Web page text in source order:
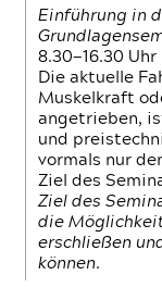
Einführung in
8.30—16.30 Uhr
Die aktuelle
Muskelkraft
angetrieben,
und
vormals nur
Ziel des
Ziel des
die
erschließen
können.